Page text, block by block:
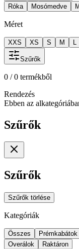
Róka
Mosómedve
Méret
XXS XS S M L
Szűrők
0 /0 termékből
Rendezés
Ebben az
Szűrők
Szűrők
Szűrők törlése
Kategóriák
Összes Prémkabátok
Overálok
Raktáron